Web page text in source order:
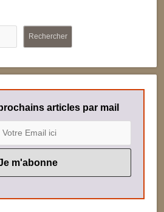
Rechercher
articles par mail